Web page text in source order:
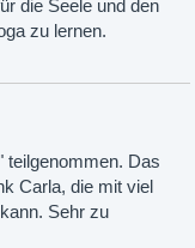
die Seele und den
zu lernen.
teilgenommen. Das
Carla, die mit viel
Sehr zu